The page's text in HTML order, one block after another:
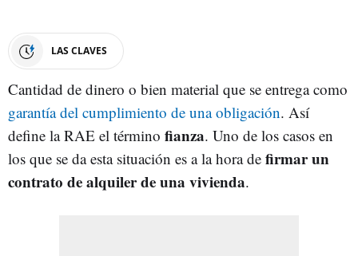
LAS CLAVES
Cantidad de dinero o bien material que se entrega como
garantía del cumplimiento de una obligación. Así
define la RAE el término fianza. Uno de los casos en
los que se da esta situación es a la hora de firmar un
contrato de alquiler de una vivienda.